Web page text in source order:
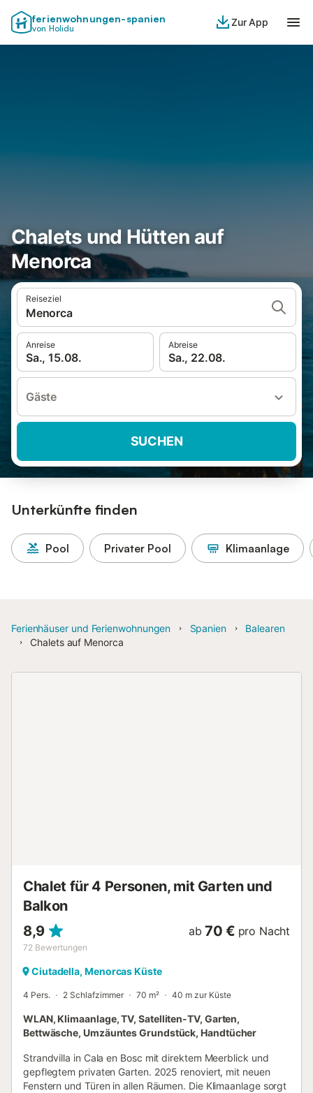
ferienwohnungen-spanien
von Holidu
Zur App
Chalets und Hütten auf
Menorca
Reiseziel
Menorca
Anreise
Sa., 15.08.
Abreise
Sa., 22.08.
Gäste
SUCHEN
Unterkünfte finden
Pool Privater Pool Klimaanlage
Ferienhäuser und Ferienwohnungen Spanien
Balearen
Chalets auf Menorca
Chalet für 4 Personen, mit Garten und
Balkon
8,9
72 Bewertungen
ab 70 € pro Nacht
Ciutadella, Menorcas Küste
4 Pers. 2 Schlafzimmer 70 m² 40 m zur Küste
WLAN, Klimaanlage, TV, Satelliten-TV, Garten,
Bettwäsche, Umzäuntes Grundstück, Handtücher
Strandvilla in Cala en Bosc mit direktem Meerblick und
gepflegtem privaten Garten. 2025 renoviert, mit neuen
Fenstern und Türen in allen Räumen. Die Klimaanlage sorgt